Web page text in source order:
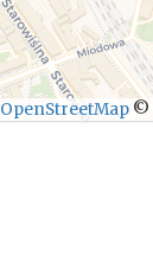
OpenStreetMap ©